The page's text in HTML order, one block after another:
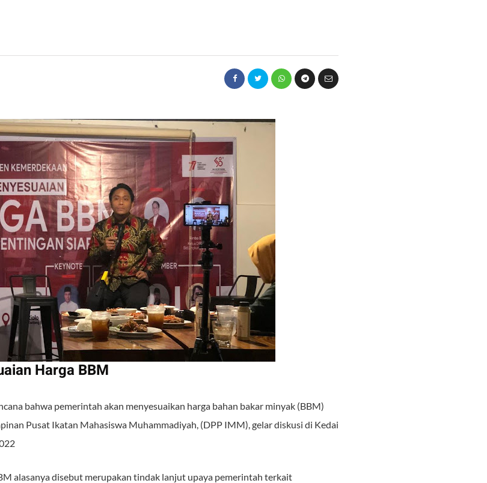
Harga BBM
bahwa pemerintah akan menyesuaikan harga bahan bakar minyak (BBM)
Pusat Ikatan Mahasiswa Muhammadiyah, (DPP IMM), gelar diskusi di Kedai
alasanya disebut merupakan tindak lanjut upaya pemerintah terkait